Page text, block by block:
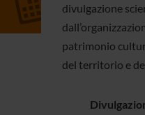
divulgazione
patrimonio
del territorio e